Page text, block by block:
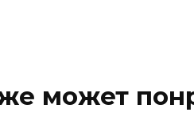
может